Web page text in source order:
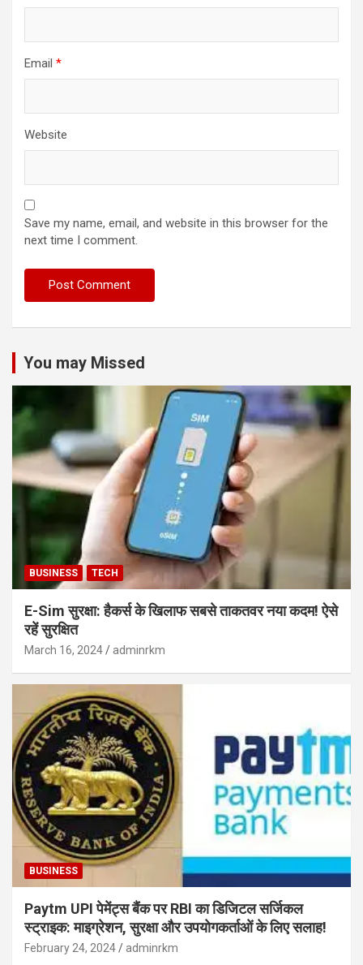
Email *
Website
Save my name, email, and website in this browser for the
next time I comment.
You may Missed
BUSINESS TECH
E-Sim सुरक्षा: हैकर्स के खिलाफ सबसे ताकतवर नया कदम! ऐसे
रहें सुरक्षित
March 16, 2024 adminrkm
BUSINESS
Paytm UPI पेमेंट्स बैंक पर RBI का डिजिटल सर्जिकल
स्ट्राइक: माइग्रेशन, सुरक्षा और उपयोगकर्ताओं के लिए सलाह!
February 24, 2024 adminrkm